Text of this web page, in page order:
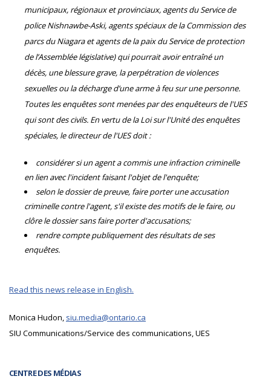
CENTRE DES MÉDIAS
municipaux, régionaux et provinciaux, agents du Service de
police Nishnawbe-Aski, agents spéciaux de la Commission des
parcs du Niagara et agents de la paix du Service de protection
de l’Assemblée législative) qui pourrait avoir entraîné un
décès, une blessure grave, la perpétration de violences
sexuelles ou la décharge d’une arme à feu sur une personne.
Toutes les enquêtes sont menées par des enquêteurs de l'UES
qui sont des civils. En vertu de la Loi sur l'Unité des enquêtes
spéciales, le directeur de l'UES doit :
considérer si un agent a commis une infraction criminelle
en lien avec l'incident faisant l'objet de l'enquête;
selon le dossier de preuve, faire porter une accusation
criminelle contre l'agent, s'il existe des motifs de le faire, ou
clôre le dossier sans faire porter d'accusations;
rendre compte publiquement des résultats de ses
enquêtes.
Read this news release in English.
Monica Hudon, siu.media@ontario.ca
SIU Communications/Service des communications, UES